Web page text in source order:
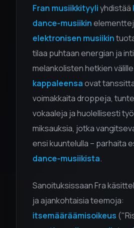
Fran musiikkityyliyhdistää
dance-musiikin
elektronisen musiikin
tilaa puhtaan energian ja
melankolisten hetkien
kappaleensaovat
voimakkaita droppeja,
vokaaleja ja huolellisesti
miksauksia, jotka
ensi kuuntelulla – parhaita
dance-musiikista.
Sanoituksissaan Fra
ja ajankohtaisia teemoja:
itsemääräämisoikeus